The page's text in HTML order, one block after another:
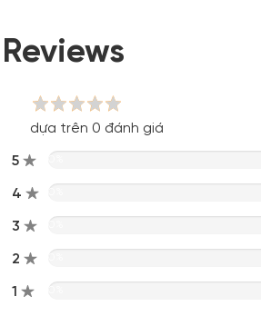
Reviews
dựa trên 0 đánh giá
5
4
3
2
1